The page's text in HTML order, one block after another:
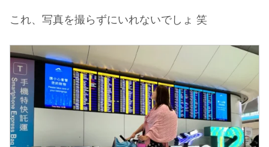
これ、写真を撮らずにいれないでしょ 笑